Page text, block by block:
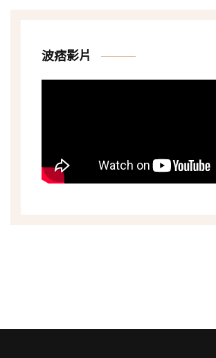
波痞影片